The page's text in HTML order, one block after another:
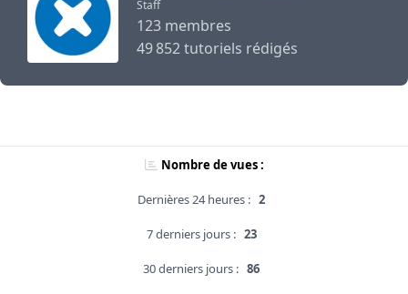
Staff
123 membres
49 852 tutoriels rédigés
Nombre de vues :
Dernières 24 heures : 2
7 derniers jours : 23
30 derniers jours : 86